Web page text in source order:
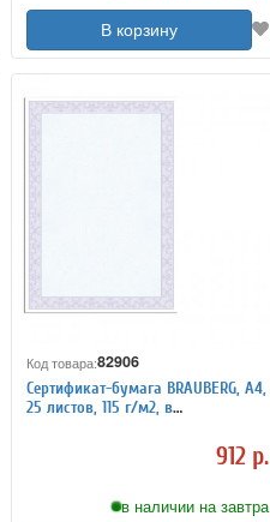
В корзину
Код товара:82906
Сертификат-бумага BRAUBERG, А4,
25 листов, 115 г/м2, в
912 р.
в наличии на завтра